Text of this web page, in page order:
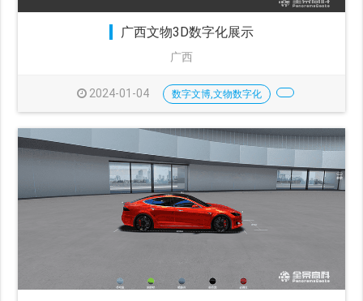
广西文物3D数字化展示
广西
2024-01-04 数字文博,文物数字化